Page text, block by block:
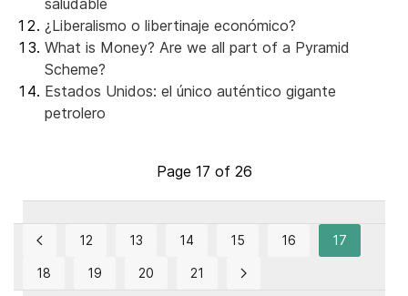
saludable
¿Liberalismo o libertinaje económico?
What is Money? Are we all part of a Pyramid
Scheme?
Estados Unidos: el único auténtico gigante
petrolero
Page 17 of 26
12 13 14 15 16 17
18 19 20 21